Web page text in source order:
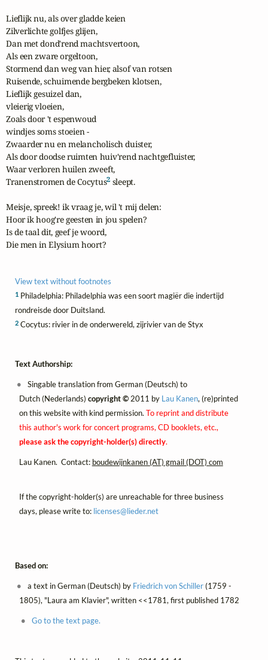
Lieflijk nu, als over gladde keien
Zilverlichte golfjes glijen,
Dan met dond'rend machtsvertoon,
Als een zware orgeltoon,
Stormend dan weg van hier, alsof van rotsen
Ruisende, schuimende bergbeken klotsen,
Lieflijk gesuizel dan,
vleierig vloeien,
Zoals door 't espenwoud
windjes soms stoeien -
Zwaarder nu en melancholisch duister,
Als door doodse ruimten huiv'rend nachtgefluister,
Waar verloren huilen zweeft,
Tranenstromen de Cocytus2 sleept.
Meisje, spreek! ik vraag je, wil 't mij delen:
Hoor ik hoog're geesten in jou spelen?
Is de taal dit, geef je woord,
Die men in Elysium hoort?
View text without footnotes
1 Philadelphia: Philadelphia was een soort magiër die indertijd
rondreisde door Duitsland.
2 Cocytus: rivier in de onderwereld, zijrivier van de Styx
Text Authorship:
Singable translation from German (Deutsch) to
Dutch (Nederlands) copyright ©2011 by Lau Kanen, (re)printed
on this website with kind permission. To reprint and distribute
this author's work for concert programs, CD booklets, etc.,
please ask the copyright-holder(s) directly.
Lau Kanen. Contact: boudewijnkanen (AT) gmail (DOT) com
If the copyright-holder(s) are unreachable for three business
days, please write to: licenses@lieder.net
Based on:
a text in German (Deutsch) by Friedrich von Schiller(1759 -
1805), "Laura am Klavier", written <<1781, first published 1782
Go to the text page.